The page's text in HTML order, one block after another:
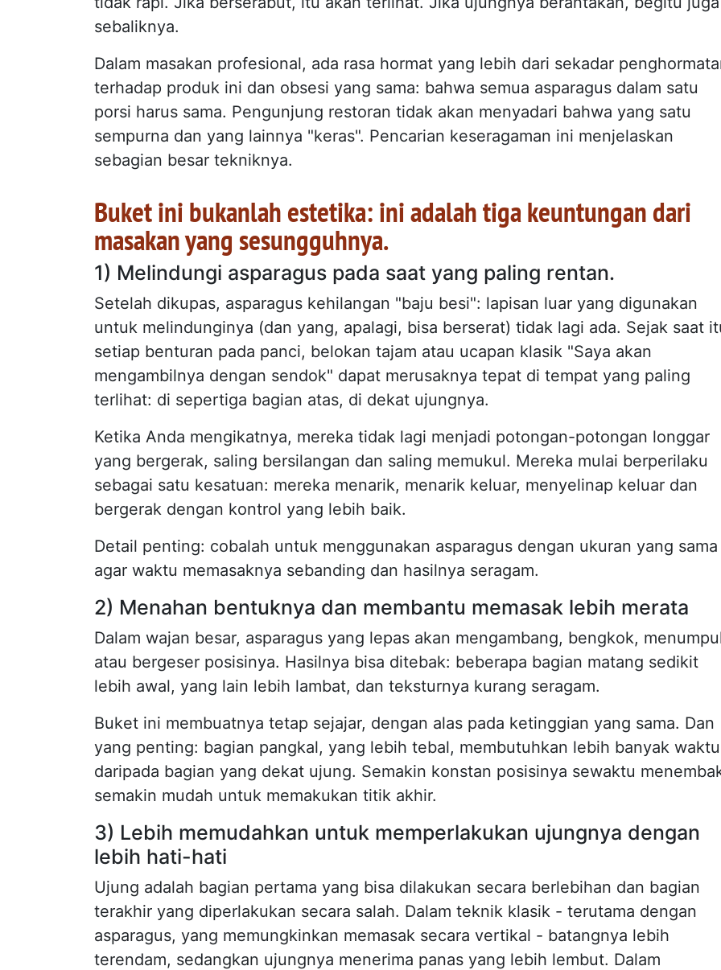
sebaliknya.
Dalam masakan profesional, ada rasa hormat yang lebih dari sekadar
terhadap produk ini dan obsesi yang sama: bahwa semua asparagus dalam satu
porsi harus sama. Pengunjung restoran tidak akan menyadari bahwa yang satu
sempurna dan yang lainnya "keras". Pencarian keseragaman ini menjelaskan
sebagian besar tekniknya.
Buket ini bukanlah estetika: ini adalah tiga keuntungan dari
masakan yang sesungguhnya.
1) Melindungi asparagus pada saat yang paling rentan.
Setelah dikupas, asparagus kehilangan "baju besi": lapisan luar yang digunakan
untuk melindunginya (dan yang, apalagi, bisa berserat) tidak lagi ada. Sejak saat
setiap benturan pada panci, belokan tajam atau ucapan klasik "Saya akan
mengambilnya dengan sendok" dapat merusaknya tepat di tempat yang paling
terlihat: di sepertiga bagian atas, di dekat ujungnya.
Ketika Anda mengikatnya, mereka tidak lagi menjadi potongan-potongan longgar
yang bergerak, saling bersilangan dan saling memukul. Mereka mulai berperilaku
sebagai satu kesatuan: mereka menarik, menarik keluar, menyelinap keluar dan
bergerak dengan kontrol yang lebih baik.
Detail penting: cobalah untuk menggunakan asparagus dengan ukuran yang sama
agar waktu memasaknya sebanding dan hasilnya seragam.
2) Menahan bentuknya dan membantu memasak lebih merata
Dalam wajan besar, asparagus yang lepas akan mengambang, bengkok,
atau bergeser posisinya. Hasilnya bisa ditebak: beberapa bagian matang sedikit
lebih awal, yang lain lebih lambat, dan teksturnya kurang seragam.
Buket ini membuatnya tetap sejajar, dengan alas pada ketinggian yang sama. Dan
yang penting: bagian pangkal, yang lebih tebal, membutuhkan lebih banyak waktu
daripada bagian yang dekat ujung. Semakin konstan posisinya sewaktu
semakin mudah untuk memakukan titik akhir.
3) Lebih memudahkan untuk memperlakukan ujungnya dengan
lebih hati-hati
Ujung adalah bagian pertama yang bisa dilakukan secara berlebihan dan bagian
terakhir yang diperlakukan secara salah. Dalam teknik klasik - terutama dengan
asparagus, yang memungkinkan memasak secara vertikal - batangnya lebih
terendam, sedangkan ujungnya menerima panas yang lebih lembut. Dalam